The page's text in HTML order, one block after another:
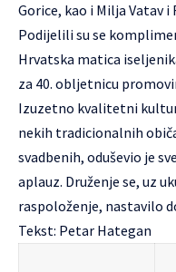
Gorice, kao i Milja Vatav
Podijelili su se
Hrvatska matica
za 40. obljetnicu
Izuzetno kvalitetni
nekih tradicionalnih
svadbenih, oduševio je
aplauz. Druženje se, uz
raspoloženje, nastavilo
Tekst: Petar Hategan